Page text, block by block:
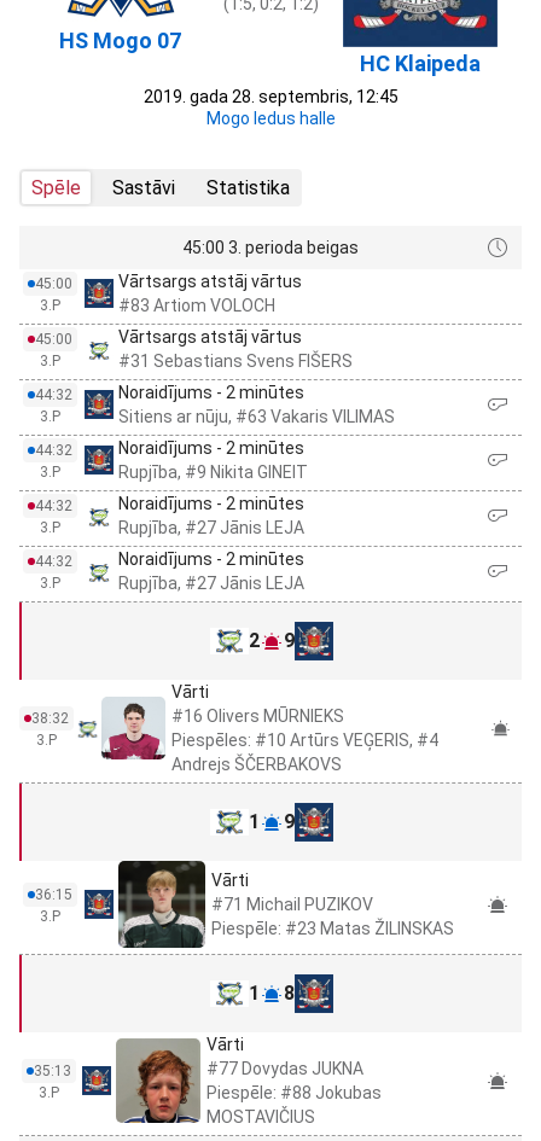
HS Mogo 07
HC Klaipeda
2019. gada 28. septembris, 12:45
Mogo ledus halle
Spēle Sastāvi Statistika
45:00 3. perioda beigas
45:00
3.P
Vārtsargs atstāj vārtus
#83 Artiom VOLOCH
45:00
3.P
Vārtsargs atstāj vārtus
#31 Sebastians Svens FIŠERS
44:32
3.P
Noraidījums - 2 minūtes
Sitiens ar nūju, #63 Vakaris VILIMAS
44:32
3.P
Noraidījums - 2 minūtes
Rupjība, #9 Nikita GINEIT
44:32
3.P
Noraidījums - 2 minūtes
Rupjība, #27 Jānis LEJA
44:32
3.P
Noraidījums - 2 minūtes
Rupjība, #27 Jānis LEJA
2 9
38:32
3.P
Vārti
#16 Olivers MŪRNIEKS
Piespēles: #10 Artūrs VEĢERIS, #4
Andrejs ŠČERBAKOVS
1 9
36:15
3.P
Vārti
#71 Michail PUZIKOV
Piespēle: #23 Matas ŽILINSKAS
1 8
35:13
3.P
Vārti
#77 Dovydas JUKNA
Piespēle: #88 Jokubas
MOSTAVIČIUS